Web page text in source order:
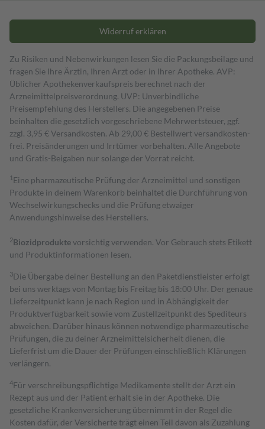
Widerruf erklären
Zu Risiken und Nebenwirkungen lesen Sie die Packungsbeilage und
fragen Sie Ihre Ärztin, Ihren Arzt oder in Ihrer Apotheke. AVP:
Üblicher Apothekenverkaufspreis berechnet nach der
Arzneimittelpreisverordnung. UVP: Unverbindliche
Preisempfehlung des Herstellers. Die angegebenen Preise
beinhalten die gesetzlich vorgeschriebene Mehrwertsteuer, ggf.
zzgl. 3,95 € Versandkosten. Ab 29,00 € Bestell­wert versand­kosten­
frei. Preisänderungen und Irrtümer vorbehalten. Alle Angebote
und Gratis-Beigaben nur solange der Vorrat reicht.
1 Eine pharmazeutische Prüfung der Arzneimittel und sonstigen
Produkte in deinem Warenkorb beinhaltet die Durchführung von
Wechselwirkungschecks und die Prüfung etwaiger
Anwendungshinweise des Herstellers.
2Biozidproduktevorsichtig verwenden. Vor Gebrauch stets Etikett
und Produktinformationen lesen.
3Die Übergabe deiner Bestellung an den Paketdienstleister erfolgt
bei uns werktags von Montag bis Freitag bis 18:00 Uhr. Der genaue
Lieferzeitpunkt kann je nach Region und in Abhängigkeit der
Produktverfügbarkeit sowie vom Zustellzeitpunkt des Spediteurs
abweichen. Darüber hinaus können notwendige pharmazeutische
Prüfungen, die zu deiner Arzneimittelsicherheit dienen, die
Lieferfrist um die Dauer der Prüfungen einschließlich Klärungen
verlängern.
4Für verschreibungspflichtige Medikamente stellt der Arzt ein
Rezept aus und der Patient erhält sie in der Apotheke. Die
gesetzliche Krankenversicherung übernimmt in der Regel die
Kosten dafür, der Versicherte trägt einen Teil davon als Zuzahlung